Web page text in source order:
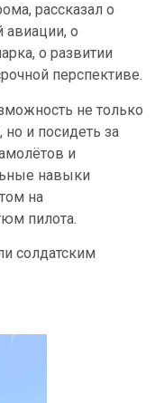
рассказал о
авиации, о
о развитии
перспективе.
не только
и посидеть за
и
навыки
на
пилота.
солдатским